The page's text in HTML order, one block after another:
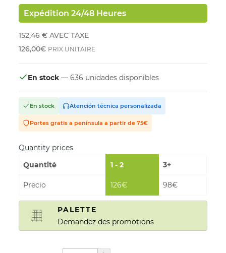
Expédition 24/48 Heures
152,46 € AVEC TAXE
126,00€ PRIX UNITAIRE
En stock — 636 unidades disponibles
En stock Atención técnica personalizada
Portes gratis a península a partir de 75€
Quantity prices
Quantité
1 - 2 3+
Precio 126€ 98€
PALETTE
Demandez des promotions